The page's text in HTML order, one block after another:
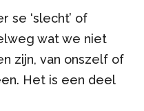
se ‘slecht’ of
wat we niet
zijn, van onszelf of
Het is een deel